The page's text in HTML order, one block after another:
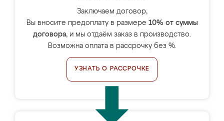
Заключаем договор,
Вы вносите предоплату в размере 10% от суммы
договора, и мы отдаём заказ в производство.
Возможна оплата в рассрочку без %.
УЗНАТЬ О РАССРОЧКЕ